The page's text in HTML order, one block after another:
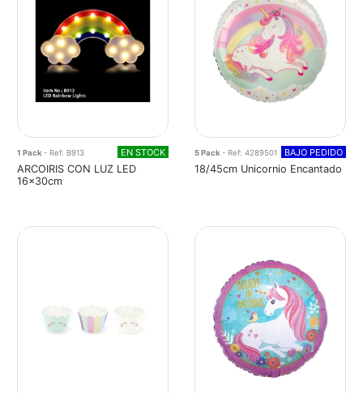
1 Pack - Ref: B913 EN STOCK
ARCOIRIS CON LUZ LED
16x30cm
5 Pack - Ref: 4289501 BAJO PEDIDO
18/45cm Unicornio Encantado